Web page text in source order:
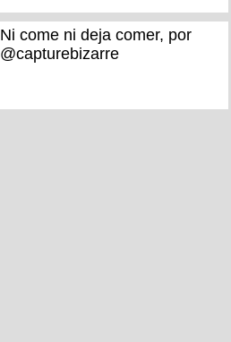
Ni come ni deja comer, por
@capturebizarre